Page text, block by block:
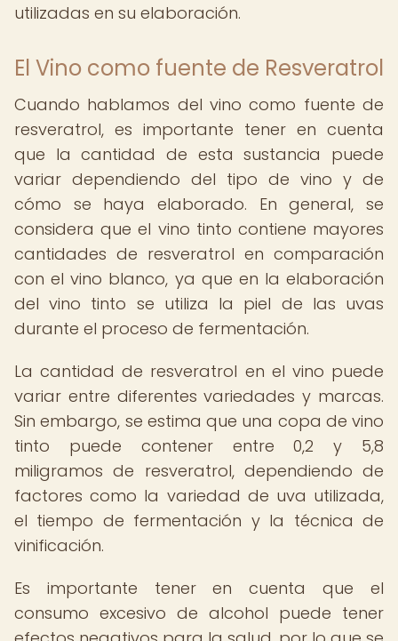
utilizadas en su elaboración.
El Vino como fuente de Resveratrol
Cuando hablamos del vino como fuente de
resveratrol, es importante tener en cuenta
que la cantidad de esta sustancia puede
variar dependiendo del tipo de vino y de
cómo se haya elaborado. En general, se
considera que el vino tinto contiene mayores
cantidades de resveratrol en comparación
con el vino blanco, ya que en la elaboración
del vino tinto se utiliza la piel de las uvas
durante el proceso de fermentación.
La cantidad de resveratrol en el vino puede
variar entre diferentes variedades y marcas.
Sin embargo, se estima que una copa de vino
tinto puede contener entre 0,2 y 5,8
miligramos de resveratrol, dependiendo de
factores como la variedad de uva utilizada,
el tiempo de fermentación y la técnica de
vinificación.
Es importante tener en cuenta que el
consumo excesivo de alcohol puede tener